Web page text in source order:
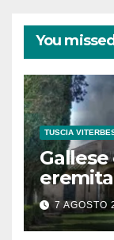
You missed
TUSCIA
Gallese
secolo
7 AGOSTO